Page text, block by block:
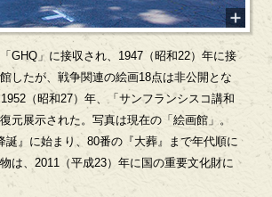
GHQ」に接収され、1947（昭和22）年に接
したが、戦争関連の絵画18点は非公開とな
（昭和27）年、「サンフランシスコ講和
元展示された。写真は現在の「絵画館」。
誕』に始まり、80番の『大葬』まで年代順に
は、2011（平成23）年に国の重要文化財に